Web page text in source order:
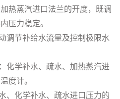
热蒸汽进口法兰的开度，既调
压力稳定。
节补给水流量及控制极限水
学补水、疏水、加热蒸汽进
度计。
化学补水、疏水进口压力的